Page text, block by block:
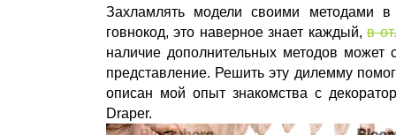
Захламлять модели своими методами в
говнокод, это наверное знает каждый,в
наличие дополнительных методов может
представление. Решить эту дилемму
описан мой опыт знакомства с
Draper.